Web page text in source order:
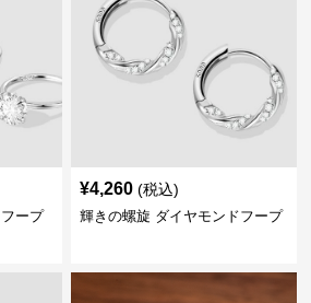
ープ
¥4,260 (税込)
輝きの螺旋 ダイヤモンドフープ